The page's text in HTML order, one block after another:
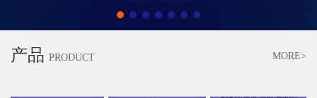
产品 PRODUCT MORE>